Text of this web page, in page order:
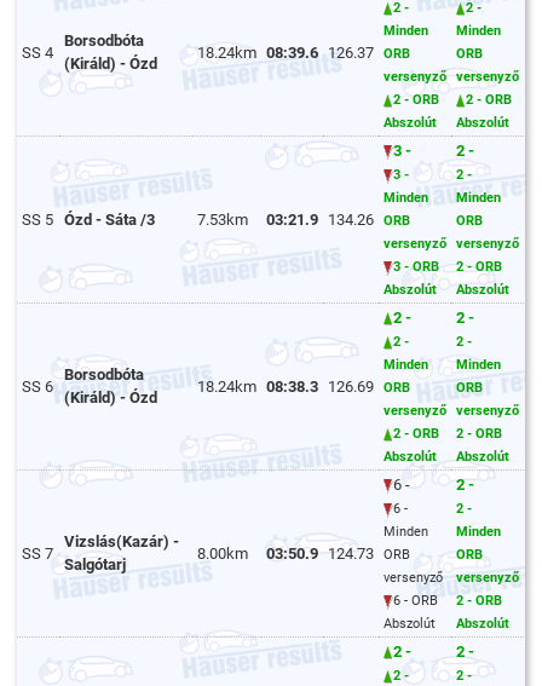
SS 4
Borsodbóta
(Királd) - Ózd
18.24km 08:39.6 126.37
2 -
Minden
ORB
versenyző
2 - ORB
Abszolút
2 -
Minden
ORB
versenyző
2 - ORB
Abszolút
SS 5 Ózd - Sáta /3 7.53km 03:21.9 134.26
3 -
3 -
Minden
ORB
versenyző
3 - ORB
Abszolút
2 -
2 -
Minden
ORB
versenyző
2 - ORB
Abszolút
SS 6
Borsodbóta
(Királd) - Ózd
18.24km 08:38.3 126.69
2 -
2 -
Minden
ORB
versenyző
2 - ORB
Abszolút
2 -
2 -
Minden
ORB
versenyző
2 - ORB
Abszolút
SS 7
Vizslás(Kazár) -
Salgótarj
8.00km 03:50.9 124.73
6 -
6 -
Minden
ORB
versenyző
6 - ORB
Abszolút
2 -
2 -
Minden
ORB
versenyző
2 - ORB
Abszolút
2 -
2 -
2 -
2 -